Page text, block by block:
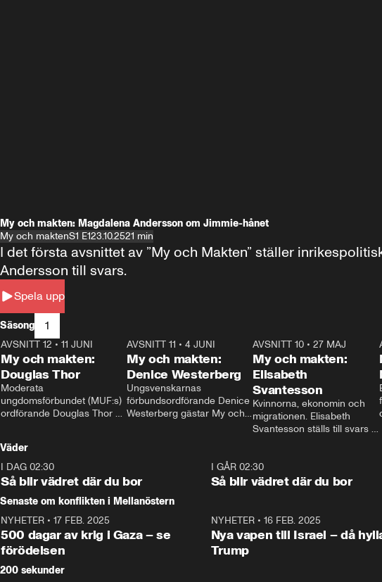
My och makten: Magdalena Andersson om Jimmie-hånet
My och maktenS1 E123.10.2521 min
Spela upp
I det första avsnittet av ”My och Makten” ställer
Andersson till svars.
Säsong 1
26:27
AVSNITT 12 • 11 JUNI
My och makten:
Douglas Thor
Moderata
ungdomsförbundet (MUF:s)
ordförande Douglas Thor
tonårsutvisningarna och hur
Moderaterna ska locka
väljare till valet i höst.
23:40
AVSNITT 11 •4 JUNI
My och makten:
Denice Westerberg
Ungsvenskarnas
förbundsordförande Denice
Westerberg gästar My och
AVSNITT 10 •27 MAJ
My och makten:
Elisabeth
Svantesson
Kvinnorna, ekonomin och
migrationen. Elisabeth
Svantesson ställs till svars
Väder
I DAG 02:30
Så blir vädret där du bor
I GÅR 02:30
Så blir vädret där du bor
Senaste om konflikten i Mellanöstern
NYHETER • 17 FEB. 2025
500 dagar av krig i Gaza – se
förödelsen
NYHETER• 16 FEB. 2025
Nya vapen till Israel – då
Trump
200 sekunder